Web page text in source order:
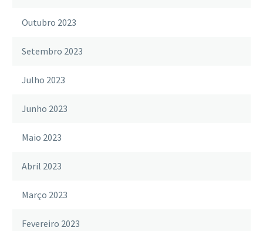
Outubro 2023
Setembro 2023
Julho 2023
Junho 2023
Maio 2023
Abril 2023
Março 2023
Fevereiro 2023